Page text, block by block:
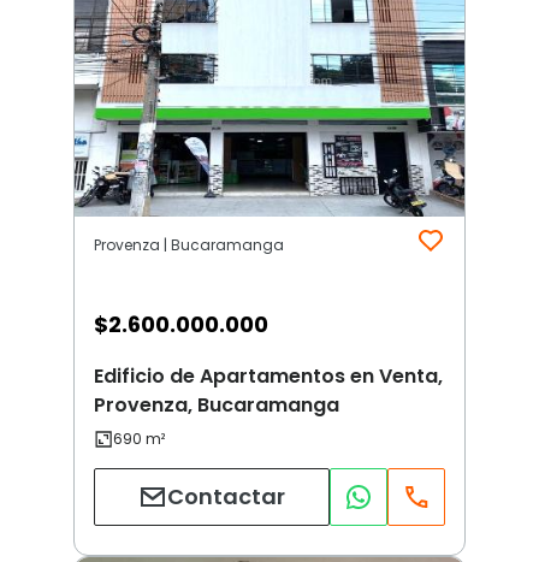
Provenza | Bucaramanga
$2.600.000.000
Edificio de Apartamentos en Venta,
Provenza, Bucaramanga
Contactar